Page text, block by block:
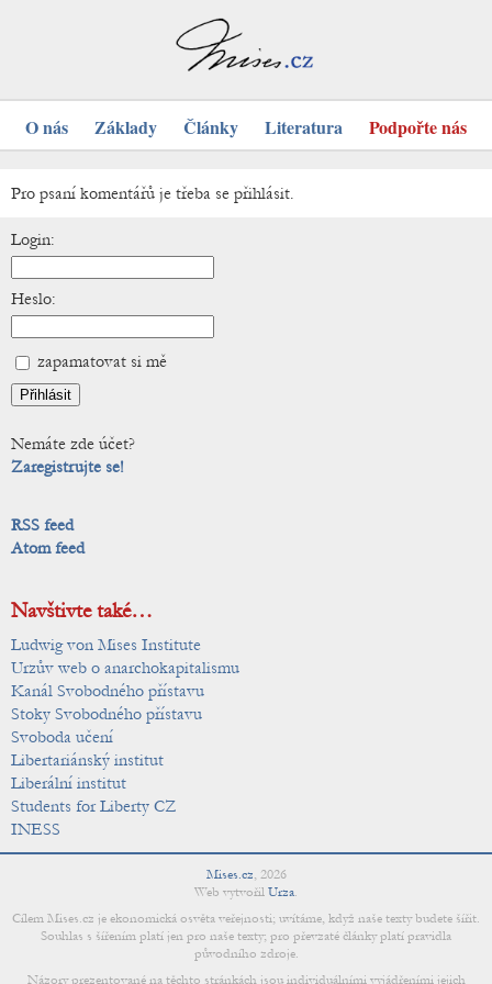
O nás Základy Články Literatura Podpořte nás
Pro psaní komentářů je třeba se přihlásit.
Login:
Heslo:
zapamatovat si mě
Nemáte zde účet?
Zaregistrujte se!
RSS feed
Atom feed
Navštivte také…
Ludwig von Mises Institute
Urzův web o anarchokapitalismu
Kanál Svobodného přístavu
Stoky Svobodného přístavu
Svoboda učení
Libertariánský institut
Liberální institut
Students for Liberty CZ
INESS
Mises.cz, 2026
Web vytvořil Urza.
Cílem Mises.cz je ekonomická osvěta veřejnosti; uvítáme, když naše texty budete šířit.
Souhlas s šířením platí jen pro naše texty; pro převzaté články platí pravidla
původního zdroje.
Názory prezentované na těchto stránkách jsou individuálními vyjádřeními jejich